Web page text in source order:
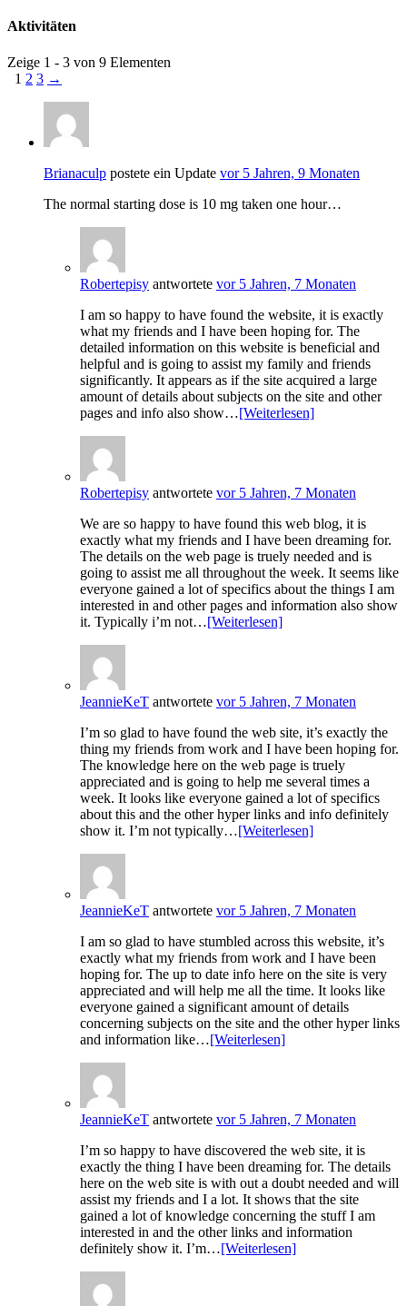
Aktivitäten
Zeige 1 - 3 von 9 Elementen
1 2 3 →
Brianaculp postete ein Update vor 5 Jahren, 9 Monaten
The normal starting dose is 10 mg taken one hour…
Robertepisy antwortete vor 5 Jahren, 7 Monaten
I am so happy to have found the website, it is exactly
what my friends and I have been hoping for. The
detailed information on this website is beneficial and
helpful and is going to assist my family and friends
significantly. It appears as if the site acquired a large
amount of details about subjects on the site and other
pages and info also show…[Weiterlesen]
Robertepisy antwortete vor 5 Jahren, 7 Monaten
We are so happy to have found this web blog, it is
exactly what my friends and I have been dreaming for.
The details on the web page is truely needed and is
going to assist me all throughout the week. It seems like
everyone gained a lot of specifics about the things I am
interested in and other pages and information also show
it. Typically i’m not…[Weiterlesen]
JeannieKeT antwortete vor 5 Jahren, 7 Monaten
I’m so glad to have found the web site, it’s exactly the
thing my friends from work and I have been hoping for.
The knowledge here on the web page is truely
appreciated and is going to help me several times a
week. It looks like everyone gained a lot of specifics
about this and the other hyper links and info definitely
show it. I’m not typically…[Weiterlesen]
JeannieKeT antwortete vor 5 Jahren, 7 Monaten
I am so glad to have stumbled across this website, it’s
exactly what my friends from work and I have been
hoping for. The up to date info here on the site is very
appreciated and will help me all the time. It looks like
everyone gained a significant amount of details
concerning subjects on the site and the other hyper links
and information like…[Weiterlesen]
JeannieKeT antwortete vor 5 Jahren, 7 Monaten
I’m so happy to have discovered the web site, it is
exactly the thing I have been dreaming for. The details
here on the web site is with out a doubt needed and will
assist my friends and I a lot. It shows that the site
gained a lot of knowledge concerning the stuff I am
interested in and the other links and information
definitely show it. I’m…[Weiterlesen]